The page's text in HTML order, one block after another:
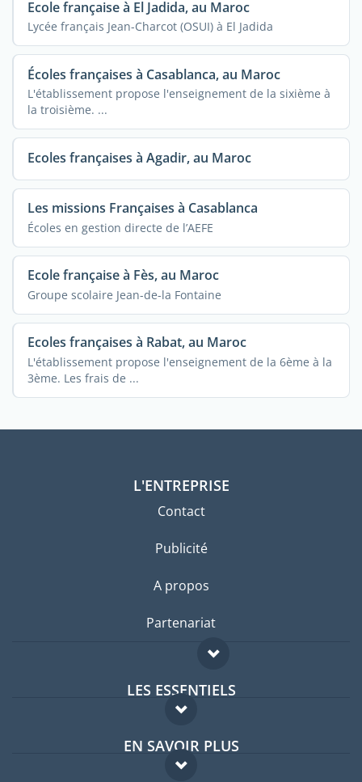
Ecole française à El Jadida, au Maroc
Lycée français Jean-Charcot (OSUI) à El Jadida
Écoles françaises à Casablanca, au Maroc
L'établissement propose l'enseignement de la sixième à
la troisième. ...
Ecoles françaises à Agadir, au Maroc
Les missions Françaises à Casablanca
Écoles en gestion directe de l’AEFE
Ecole française à Fès, au Maroc
Groupe scolaire Jean-de-la Fontaine
Ecoles françaises à Rabat, au Maroc
L'établissement propose l'enseignement de la 6ème à la
3ème. Les frais de ...
L'ENTREPRISE
Contact
Publicité
A propos
Partenariat
LES ESSENTIELS
Forum expatriés
Guides pays
EN SAVOIR PLUS
FAQ